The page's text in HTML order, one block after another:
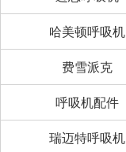
哈美顿呼吸机
费雪派克
呼吸机配件
瑞迈特呼吸机